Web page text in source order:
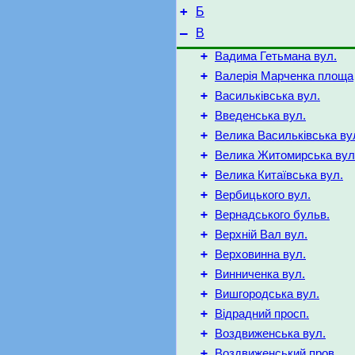
+ Б
–
В
+
Вадима Гетьмана вул.
+ Валерія Марченка площа
+ Васильківська вул.
+ Введенська вул.
+ Велика Васильківська
+ Велика Житомирська
+ Велика Китаївська вул.
+ Вербицького вул.
+ Вернадського бульв.
+ Верхній Вал вул.
+ Верховинна вул.
+ Винниченка вул.
+ Вишгородська вул.
+ Відрадний просп.
+ Воздвиженська вул.